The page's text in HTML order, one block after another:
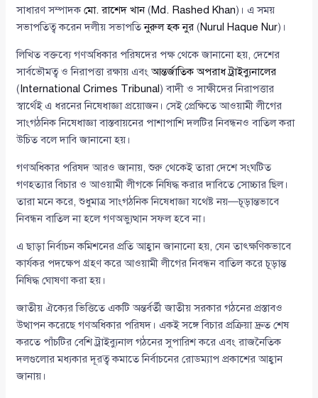
সাধারণ সম্পাদকমো. রাশেদ খান(Md. Rashed Khan)। এ সময়
সভাপতিত্ব করেন দলীয় সভাপতিনুরুল হক নুর (Nurul Haque Nur)।
লিখিত বক্তব্যে গণঅধিকার পরিষদের পক্ষ থেকে জানানো হয়, দেশের
সার্বভৌমত্ব ও নিরাপত্তা রক্ষায় এবংআন্তর্জাতিক অপরাধ ট্রাইব্যুনালের
(International Crimes Tribunal) বাদী ও সাক্ষীদের নিরাপত্তার
স্বার্থেই এ ধরনের নিষেধাজ্ঞা প্রয়োজন। সেই প্রেক্ষিতে আওয়ামী লীগের
সাংগঠনিক নিষেধাজ্ঞা বাস্তবায়নের পাশাপাশি দলটির নিবন্ধনও বাতিল করা
উচিত বলে দাবি জানানো হয়।
গণঅধিকার পরিষদ আরও জানায়, শুরু থেকেই তারা দেশে সংঘটিত
গণহত্যার বিচার ও আওয়ামী লীগকে নিষিদ্ধ করার দাবিতে সোচ্চার ছিল।
তারা মনে করে, শুধুমাত্র সাংগঠনিক নিষেধাজ্ঞা যথেষ্ট নয়—চূড়ান্তভাবে
নিবন্ধন বাতিল না হলে গণঅভ্যুত্থান সফল হবে না।
এ ছাড়া নির্বাচন কমিশনের প্রতি আহ্বান জানানো হয়, যেন তাৎক্ষণিকভাবে
কার্যকর পদক্ষেপ গ্রহণ করে আওয়ামী লীগের নিবন্ধন বাতিল করে চূড়ান্ত
নিষিদ্ধ ঘোষণা করা হয়।
জাতীয় ঐক্যের ভিত্তিতে একটি অন্তর্বর্তী জাতীয় সরকার গঠনের প্রস্তাবও
উত্থাপন করেছে গণঅধিকার পরিষদ। একই সঙ্গে বিচার প্রক্রিয়া দ্রুত শেষ
করতে পাঁচটির বেশি ট্রাইব্যুনাল গঠনের সুপারিশ করে এবং রাজনৈতিক
দলগুলোর মধ্যকার দূরত্ব কমাতে নির্বাচনের রোডম্যাপ প্রকাশের আহ্বান
জানায়।